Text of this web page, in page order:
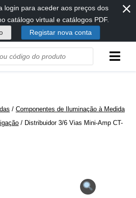
login para aceder aos preços dos
catálogo virtual e catálogos PDF.
Registar nova conta
⨯
/ Componentes de Iluminação à Medida
/ Distribuidor 3/6 Vias Mini-Amp CT-